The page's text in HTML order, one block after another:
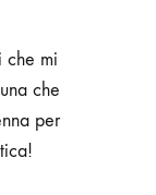
che mi
che
per